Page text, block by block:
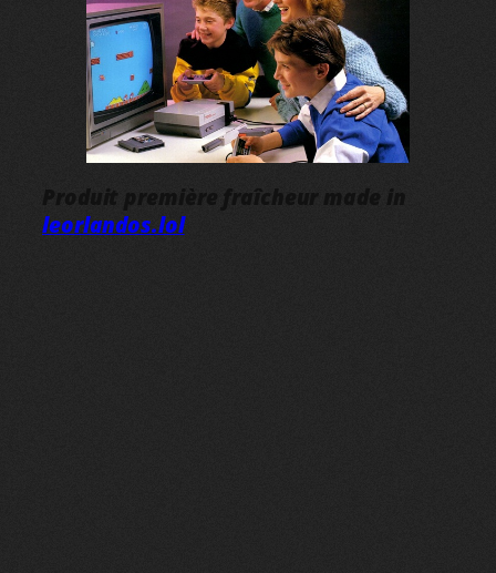
Produit première fraîcheur made in
leorlandos.lol